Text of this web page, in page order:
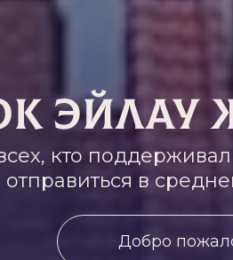
кто
отправиться в
Добро